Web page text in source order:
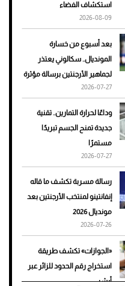
لإطلالة جريئة وعصرية
أحذية Mary Jane: ترف وأناقة
استكشاف الفضاء
2026-08-09
بعد أسبوع من خسارة
المونديال.. سكالوني يعتذر
لجماهير الأرجنتين برسالة مؤثرة
2026-07-27
وداعًا لحرارة التمارين.. تقنية
جديدة تمنح الجسم تبريدًا
مستمرًا
2026-07-27
رسالة مسربة تكشف ما قاله
إنفانتينو لمنتخب الأرجنتين بعد
مونديال 2026
2026-07-26
«الجوازات» تكشف طريقة
استخراج رقم الحدود للزائر عبر
أبشر